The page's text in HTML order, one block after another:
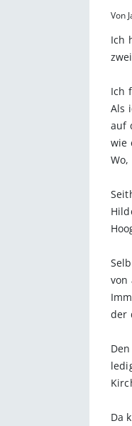
Von
Ich
Ich
Als
auf
wie
von
der
Da